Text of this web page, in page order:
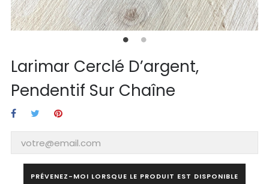
Larimar Cerclé D’argent,
Pendentif Sur Chaîne
PRÉVENEZ-MOI LORSQUE LE PRODUIT EST DISPONIBLE